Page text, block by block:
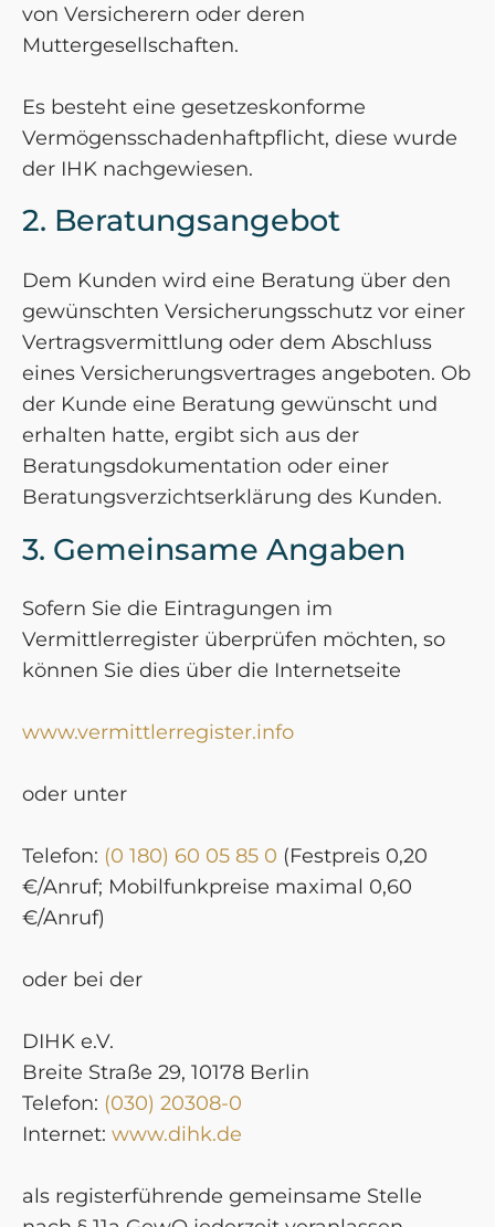
von Versicherern oder deren
Muttergesellschaften.
Es besteht eine gesetzeskonforme
Vermögensschadenhaftpflicht, diese wurde
der IHK nachgewiesen.
2. Beratungsangebot
Dem Kunden wird eine Beratung über den
gewünschten Versicherungsschutz vor einer
Vertragsvermittlung oder dem Abschluss
eines Versicherungsvertrages angeboten. Ob
der Kunde eine Beratung gewünscht und
erhalten hatte, ergibt sich aus der
Beratungsdokumentation oder einer
Beratungsverzichtserklärung des Kunden.
3. Gemeinsame Angaben
Sofern Sie die Eintragungen im
Vermittlerregister überprüfen möchten, so
können Sie dies über die Internetseite
www.vermittlerregister.info
oder unter
Telefon: (0 180) 60 05 85 0 (Festpreis 0,20
€/Anruf; Mobilfunkpreise maximal 0,60
€/Anruf)
oder bei der
DIHK e.V.
Breite Straße 29, 10178 Berlin
Telefon: (030) 20308-0
Internet: www.dihk.de
als registerführende gemeinsame Stelle